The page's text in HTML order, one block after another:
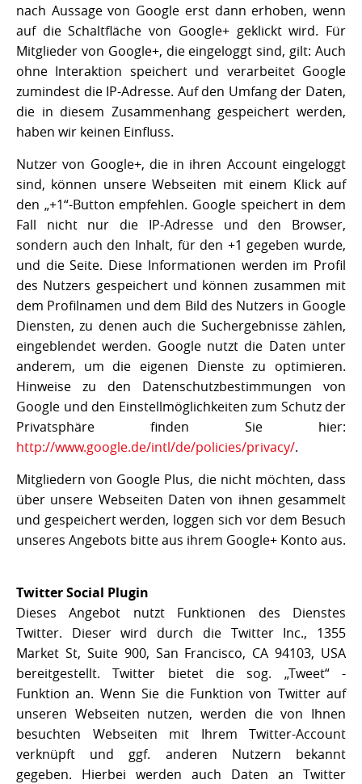
nach Aussage von Google erst dann erhoben, wenn
auf die Schaltfläche von Google+ geklickt wird. Für
Mitglieder von Google+, die eingeloggt sind, gilt: Auch
ohne Interaktion speichert und verarbeitet Google
zumindest die IP-Adresse. Auf den Umfang der Daten,
die in diesem Zusammenhang gespeichert werden,
haben wir keinen Einfluss.
Nutzer von Google+, die in ihren Account eingeloggt
sind, können unsere Webseiten mit einem Klick auf
den „+1“-Button empfehlen. Google speichert in dem
Fall nicht nur die IP-Adresse und den Browser,
sondern auch den Inhalt, für den +1 gegeben wurde,
und die Seite. Diese Informationen werden im Profil
des Nutzers gespeichert und können zusammen mit
dem Profilnamen und dem Bild des Nutzers in Google
Diensten, zu denen auch die Suchergebnisse zählen,
eingeblendet werden. Google nutzt die Daten unter
anderem, um die eigenen Dienste zu optimieren.
Hinweise zu den Datenschutzbestimmungen von
Google und den Einstellmöglichkeiten zum Schutz der
Privatsphäre finden Sie hier:
http://www.google.de/intl/de/policies/privacy/.
Mitgliedern von Google Plus, die nicht möchten, dass
über unsere Webseiten Daten von ihnen gesammelt
und gespeichert werden, loggen sich vor dem Besuch
unseres Angebots bitte aus ihrem Google+ Konto aus.
Twitter Social Plugin
Dieses Angebot nutzt Funktionen des Dienstes
Twitter. Dieser wird durch die Twitter Inc., 1355
Market St, Suite 900, San Francisco, CA 94103, USA
bereitgestellt. Twitter bietet die sog. „Tweet“ -
Funktion an. Wenn Sie die Funktion von Twitter auf
unseren Webseiten nutzen, werden die von Ihnen
besuchten Webseiten mit Ihrem Twitter-Account
verknüpft und ggf. anderen Nutzern bekannt
gegeben. Hierbei werden auch Daten an Twitter